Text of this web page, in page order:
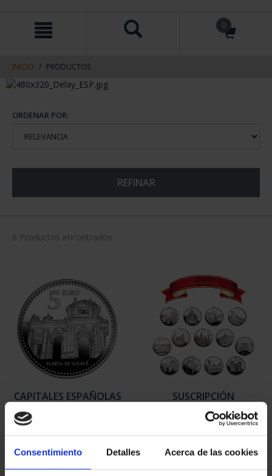
Consentimiento Detalles Acerca de las cookies
contenido
navegacin
0
INICIO PRODUCTOS
ORDENAR POR:
REFINAR
6 Productos encontrados
CAPITALES ESPAÑOLAS
SUSCRIPCIÓN
CAPITALES DE
PROVINCIA 1
949,00 €
Sólo para usuarios
registrados